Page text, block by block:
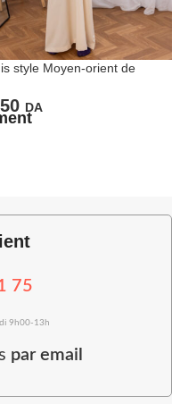
style Moyen-orient de
DA
75
9h00-13h
par email